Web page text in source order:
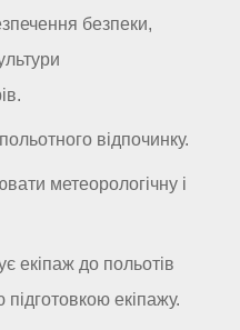
безпеки,
відпочинку.
метеорологічну і
екіпаж до польотів
екіпажу.